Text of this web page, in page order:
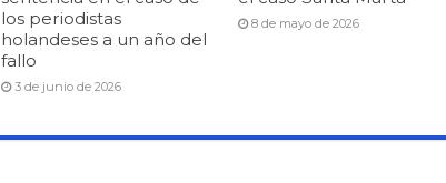
los periodistas
holandeses a un año del
fallo
3 de junio de 2026
8 de mayo de 2026